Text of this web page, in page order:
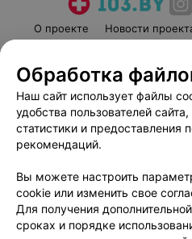
О проекте Новости
Пользовательское
Вакансии
Написать
Обработка
Обработка
Наш сайт использует файлы
удобства пользователей
статистики и предоставления
рекомендаций.
Вы можете настроить
cookie или изменить свое
Для получения
сроках и порядке